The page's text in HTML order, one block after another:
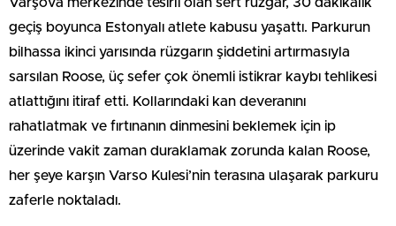
geçiş boyunca Estonyalı atlete kabusu yaşattı. Parkurun
bilhassa ikinci yarısında rüzgarın şiddetini artırmasıyla
sarsılan Roose, üç sefer çok önemli istikrar kaybı tehlikesi
atlattığını itiraf etti. Kollarındaki kan deveranını
rahatlatmak ve fırtınanın dinmesini beklemek için ip
üzerinde vakit zaman duraklamak zorunda kalan Roose,
her şeye karşın Varso Kulesi’nin terasına ulaşarak parkuru
zaferle noktaladı.